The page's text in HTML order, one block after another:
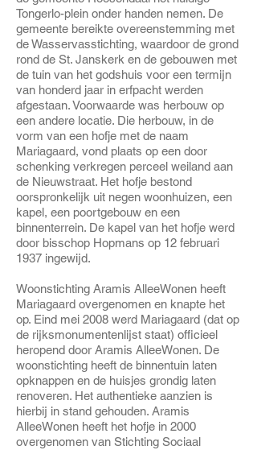
Tongerlo-plein onder handen nemen. De
gemeente bereikte overeenstemming met
de Wasservasstichting, waardoor de grond
rond de St. Janskerk en de gebouwen met
de tuin van het godshuis voor een termijn
van honderd jaar in erfpacht werden
afgestaan. Voorwaarde was herbouw op
een andere locatie. Die herbouw, in de
vorm van een hofje met de naam
Mariagaard, vond plaats op een door
schenking verkregen perceel weiland aan
de Nieuwstraat. Het hofje bestond
oorspronkelijk uit negen woonhuizen, een
kapel, een poortgebouw en een
binnenterrein. De kapel van het hofje werd
door bisschop Hopmans op 12 februari
1937 ingewijd.
Woonstichting Aramis AlleeWonen heeft
Mariagaard overgenomen en knapte het
op. Eind mei 2008 werd Mariagaard (dat op
de rijksmonumentenlijst staat) officieel
heropend door Aramis AlleeWonen. De
woonstichting heeft de binnentuin laten
opknappen en de huisjes grondig laten
renoveren. Het authentieke aanzien is
hierbij in stand gehouden. Aramis
AlleeWonen heeft het hofje in 2000
overgenomen van Stichting Sociaal